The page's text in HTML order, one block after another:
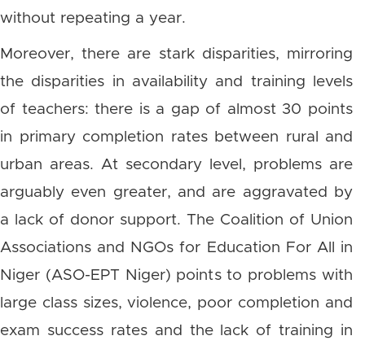
without repeating a year.
Moreover, there are stark disparities, mirroring
the disparities in availability and training levels
of teachers: there is a gap of almost 30 points
in primary completion rates between rural and
urban areas. At secondary level, problems are
arguably even greater, and are aggravated by
a lack of donor support. The Coalition of Union
Associations and NGOs for Education For All in
Niger (ASO-EPT Niger) points to problems with
large class sizes, violence, poor completion and
exam success rates and the lack of training in